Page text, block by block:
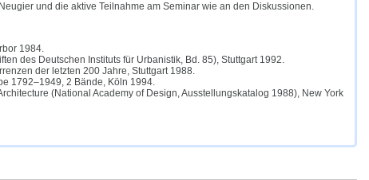
und die aktive Teilnahme am Seminar wie an den Diskussionen.
1984.
des Deutschen Instituts für Urbanistik, Bd. 85), Stuttgart 1992.
der letzten 200 Jahre, Stuttgart 1988.
1792–1949, 2 Bände, Köln 1994.
(National Academy of Design, Ausstellungskatalog 1988), New York